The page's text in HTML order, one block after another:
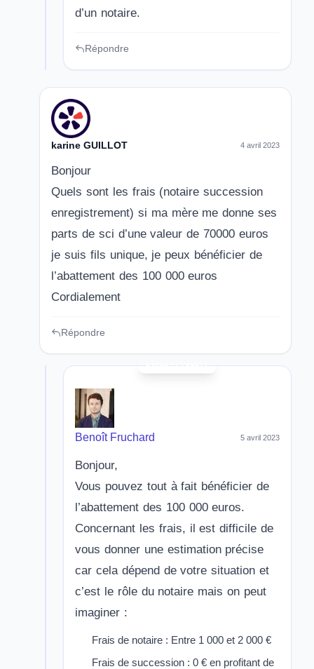
d’un notaire.
Répondre
karine GUILLOT 4 avril 2023
Bonjour
Quels sont les frais (notaire succession
enregistrement) si ma mère me donne ses
parts de sci d’une valeur de 70000 euros
je suis fils unique, je peux bénéficier de
l’abattement des 100 000 euros
Cordialement
Répondre
Benoît Fruchard 5 avril 2023
Bonjour,
Vous pouvez tout à fait bénéficier de
l’abattement des 100 000 euros.
Concernant les frais, il est difficile de
vous donner une estimation précise
car cela dépend de votre situation et
c’est le rôle du notaire mais on peut
imaginer :
Frais de notaire : Entre 1 000 et 2 000 €
Frais de succession : 0 € en profitant de